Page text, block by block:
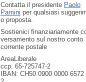
Contatta il presidente Paolo
Pamini per qualsiasi
o proposta.
Sostienici finanziariamente
versamento sul nostro conto
corrente postale
AreaLiberale
ccp. 65-725747-2
IBAN: CH50 0900 0000 6572